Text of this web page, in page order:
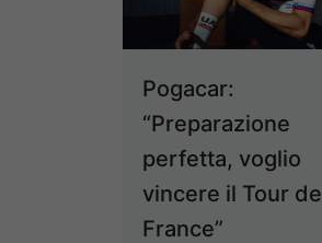
Pogacar:
“Preparazione
perfetta, voglio
vincere il Tour de
France”